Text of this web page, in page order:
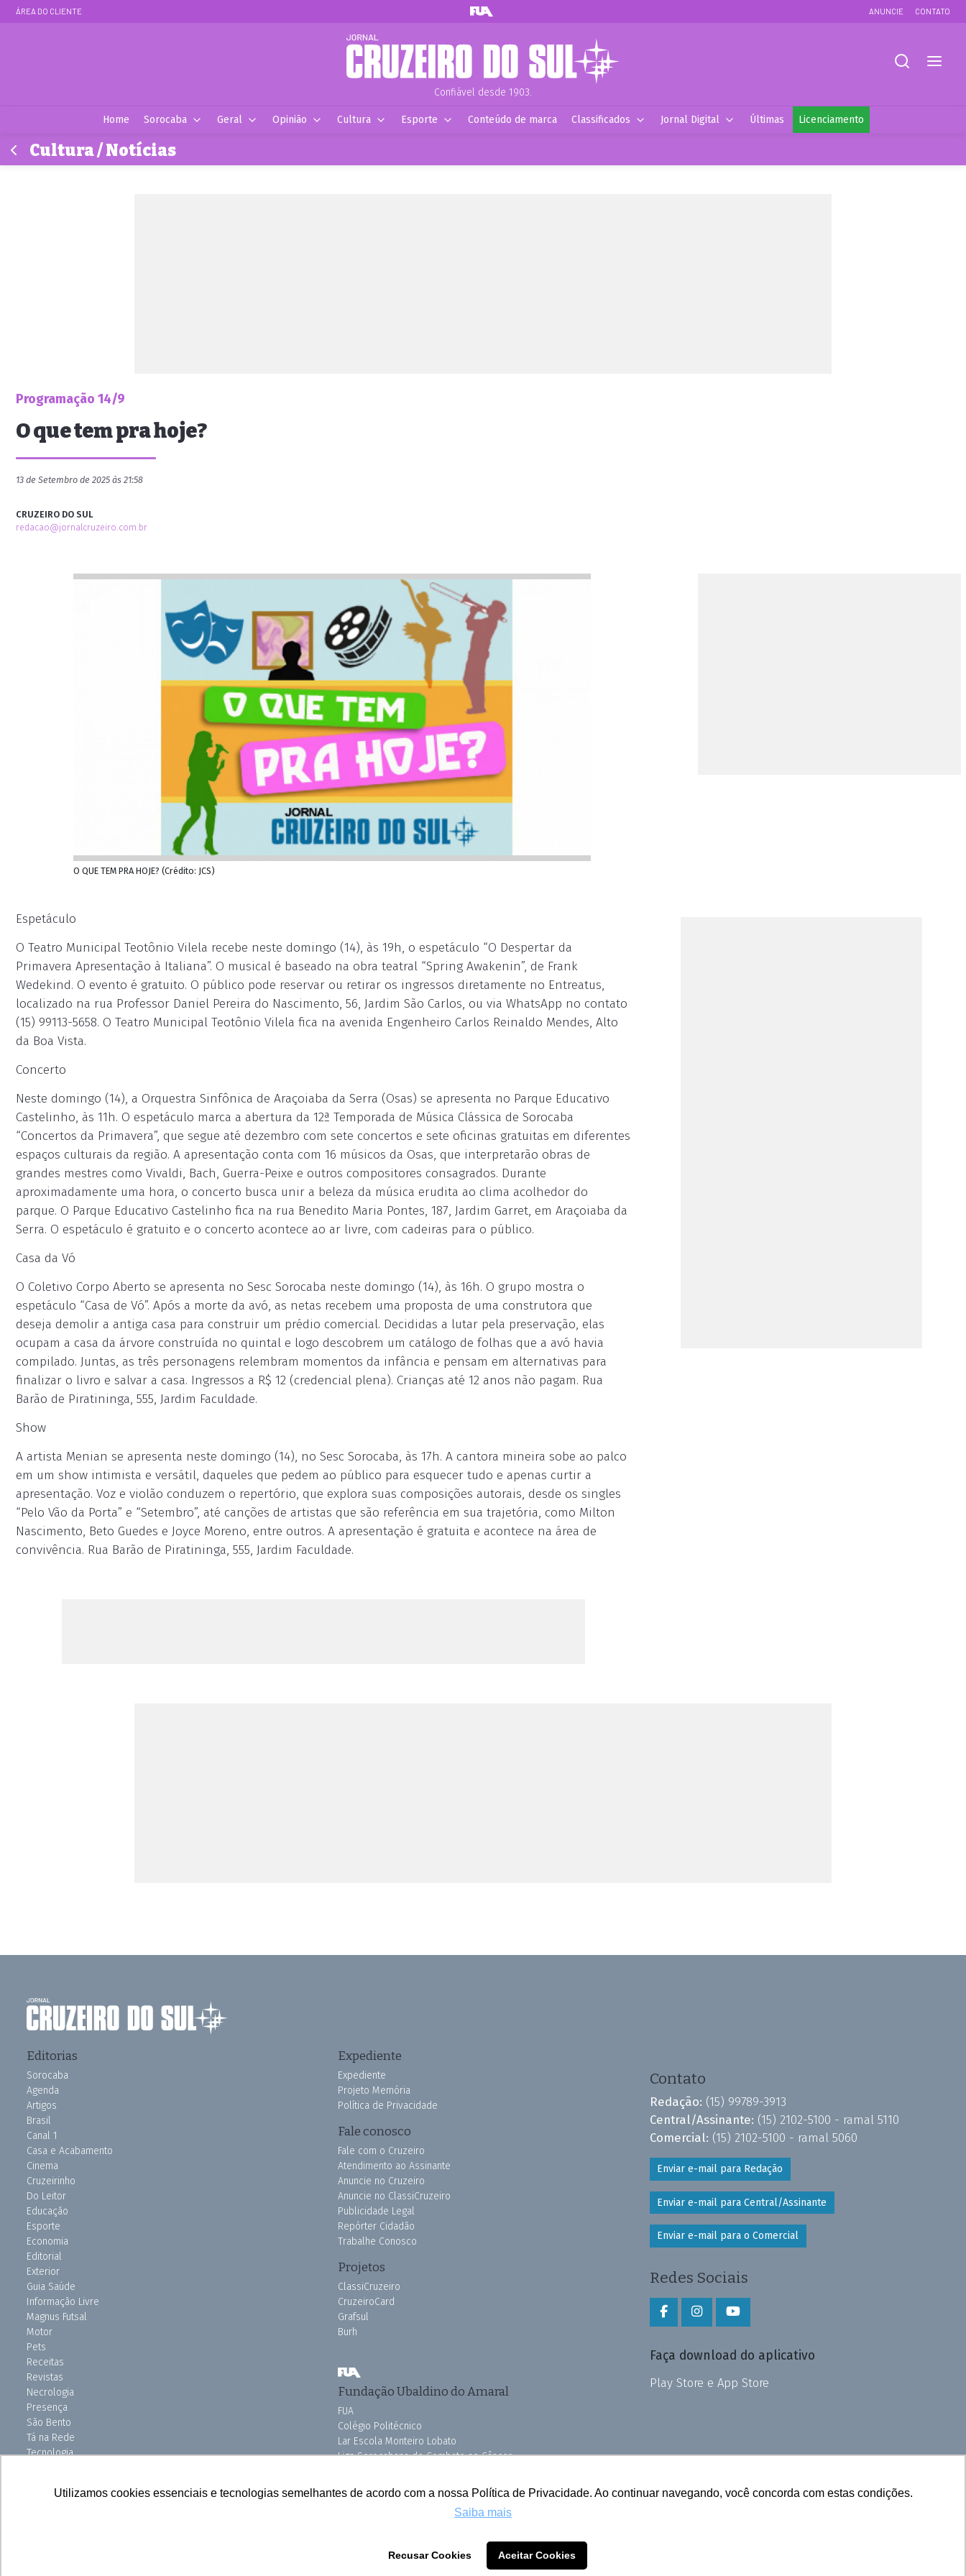
Utilizamos cookies essenciais e tecnologias semelhantes de acordo com a nossa Política de Privacidade. Ao continuar navegando, você concorda com estas condições.
Saiba mais
Recusar Cookies Aceitar Cookies
ÁREA DO CLIENTE ANUNCIE CONTATO
Confiável desde 1903.
Home Sorocaba Geral Opinião Cultura Esporte Conteúdo de marca Classificados Jornal Digital Últimas Licenciamento
Cultura / Notícias
Programação 14/9
O que tem pra hoje?
13 de Setembro de 2025 às 21:58
CRUZEIRO DO SUL
redacao@jornalcruzeiro.com.br
O QUE TEM PRA HOJE? (Crédito: JCS)
Espetáculo
O Teatro Municipal Teotônio Vilela recebe neste domingo (14), às 19h, o espetáculo “O Despertar da
Primavera Apresentação à Italiana”. O musical é baseado na obra teatral “Spring Awakenin”, de Frank
Wedekind. O evento é gratuito. O público pode reservar ou retirar os ingressos diretamente no Entreatus,
localizado na rua Professor Daniel Pereira do Nascimento, 56, Jardim São Carlos, ou via WhatsApp no contato
(15) 99113-5658. O Teatro Municipal Teotônio Vilela fica na avenida Engenheiro Carlos Reinaldo Mendes, Alto
da Boa Vista.
Concerto
Neste domingo (14), a Orquestra Sinfônica de Araçoiaba da Serra (Osas) se apresenta no Parque Educativo
Castelinho, às 11h. O espetáculo marca a abertura da 12ª Temporada de Música Clássica de Sorocaba
“Concertos da Primavera”, que segue até dezembro com sete concertos e sete oficinas gratuitas em diferentes
espaços culturais da região. A apresentação conta com 16 músicos da Osas, que interpretarão obras de
grandes mestres como Vivaldi, Bach, Guerra-Peixe e outros compositores consagrados. Durante
aproximadamente uma hora, o concerto busca unir a beleza da música erudita ao clima acolhedor do
parque. O Parque Educativo Castelinho fica na rua Benedito Maria Pontes, 187, Jardim Garret, em Araçoiaba da
Serra. O espetáculo é gratuito e o concerto acontece ao ar livre, com cadeiras para o público.
Casa da Vó
O Coletivo Corpo Aberto se apresenta no Sesc Sorocaba neste domingo (14), às 16h. O grupo mostra o
espetáculo “Casa de Vó”. Após a morte da avó, as netas recebem uma proposta de uma construtora que
deseja demolir a antiga casa para construir um prédio comercial. Decididas a lutar pela preservação, elas
ocupam a casa da árvore construída no quintal e logo descobrem um catálogo de folhas que a avó havia
compilado. Juntas, as três personagens relembram momentos da infância e pensam em alternativas para
finalizar o livro e salvar a casa. Ingressos a R$ 12 (credencial plena). Crianças até 12 anos não pagam. Rua
Barão de Piratininga, 555, Jardim Faculdade.
Show
A artista Menian se apresenta neste domingo (14), no Sesc Sorocaba, às 17h. A cantora mineira sobe ao palco
em um show intimista e versátil, daqueles que pedem ao público para esquecer tudo e apenas curtir a
apresentação. Voz e violão conduzem o repertório, que explora suas composições autorais, desde os singles
“Pelo Vão da Porta” e “Setembro”, até canções de artistas que são referência em sua trajetória, como Milton
Nascimento, Beto Guedes e Joyce Moreno, entre outros. A apresentação é gratuita e acontece na área de
convivência. Rua Barão de Piratininga, 555, Jardim Faculdade.
Editorias
Sorocaba
Agenda
Artigos
Brasil
Canal 1
Casa e Acabamento
Cinema
Cruzeirinho
Do Leitor
Educação
Esporte
Economia
Editorial
Exterior
Guia Saúde
Informação Livre
Magnus Futsal
Motor
Pets
Receitas
Revistas
Necrologia
Presença
São Bento
Tá na Rede
Tecnologia
Expediente
Expediente
Projeto Memória
Política de Privacidade
Fale conosco
Fale com o Cruzeiro
Atendimento ao Assinante
Anuncie no Cruzeiro
Anuncie no ClassiCruzeiro
Publicidade Legal
Repórter Cidadão
Trabalhe Conosco
Projetos
ClassiCruzeiro
CruzeiroCard
Grafsul
Burh
Fundação Ubaldino do Amaral
FUA
Colégio Politécnico
Lar Escola Monteiro Lobato
Liga Sorocabana de Combate ao Câncer
Pink do Bem OSSEL
Contato
Redação: (15) 99789-3913
Central/Assinante: (15) 2102-5100 - ramal 5110
Comercial: (15) 2102-5100 - ramal 5060
Enviar e-mail para Redação
Enviar e-mail para Central/Assinante
Enviar e-mail para o Comercial
Redes Sociais
Faça download do aplicativo
Play Store e App Store
Todos os direitos reservados © 2025 Cruzeiro do Sul